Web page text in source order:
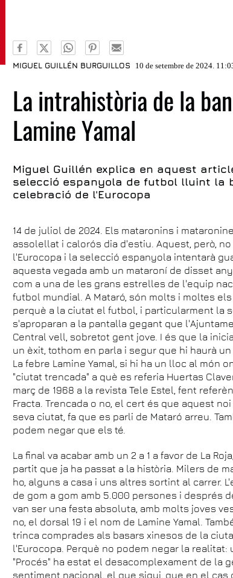
MIGUEL GUILLÉN BURGUILLOS 10 de setembre de 2024.
La intrahistòria de la
Lamine Yamal
Miguel Guillén explica en aquest
selecció espanyola de futbol lluint la
celebració de l'Eurocopa
14 de juliol de 2024. Els mataronins i
assolellat i calorós dia d'estiu. Aquest, però,
l'Eurocopa i la selecció espanyola intentarà
aquesta vegada amb un mataroní de disset
com a una de les grans estrelles de l'equip
futbol mundial. A Mataró, són molts i moltes
perquè a la ciutat el futbol, i particularment la
s'aproparan a la pantalla gegant que
Central vell, sobretot gent jove. I és que la
un èxit, tothom en parla i segur que hi haurà
La febre Lamine Yamal, si hi ha un lloc al món
"ciutat trencada" a què es referia Huertas
març de 1968 a la revista Tele Estel, fent
Fracta. Trencada o no, el cert és que aquest
seva ciutat, fa que es parli de Mataró arreu.
podem negar que els té.
La final va acabar amb un 2 a 1 a favor de La
partit que ja ha passat a la història. Milers de
ho, alguns a casa i uns altres sortint al carrer.
de gom a gom amb 5.000 persones i després
van ser una festa absoluta, amb molts joves
no, el dorsal 19 i el nom de Lamine Yamal.
trinca comprades als basars xinesos de la
l'Eurocopa. Perquè no podem negar la
"Procés" ha estat el desacomplexament de la
sentiment nacional, el que sigui, que en el cas